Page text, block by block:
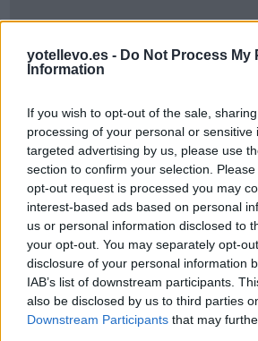
yotellevo.es - Do Not Process My
Information
If you wish to opt-out of the sale,
processing of your personal or sensitive
targeted advertising by us, please use
section to confirm your selection.
opt-out request is processed you may
interest-based ads based on personal
us or personal information disclosed to
your opt-out. You may separately opt-
disclosure of your personal information
IAB’s list of downstream participants.
also be disclosed by us to third parties
Downstream Participants that may
Cómo ir desde Landkreis
Neu-Ulm